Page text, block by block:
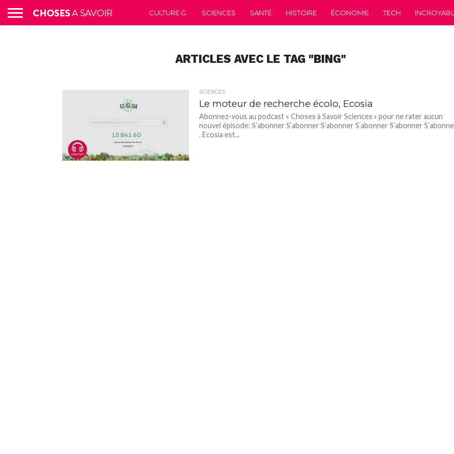
CULTURE G. SCIENCES SANTÉ HISTOIRE ÉCONOMIE TECH
ARTICLES AVEC LE TAG "BING"
SCIENCES
Le moteur de recherche écolo, Ecosia
Abonnez-vous au podcast « Choses à Savoir Sciences » pour ne rater aucun
nouvel épisode: S’abonner S’abonner S’abonner S’abonner S’abonner
. Ecosia est...